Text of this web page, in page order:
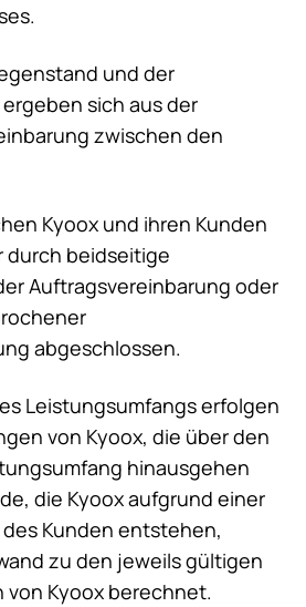
und der
sich aus der
zwischen den
Kyoox und ihren Kunden
beidseitige
Auftragsvereinbarung oder
abgeschlossen.
Leistungsumfangs erfolgen
von Kyoox, die über den
hinausgehen
die Kyoox aufgrund einer
Kunden entstehen,
zu den jeweils gültigen
Kyoox berechnet.